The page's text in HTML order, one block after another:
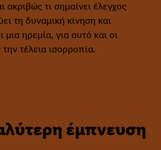
ακριβώς τι σημαίνει έλεγχος
τη δυναμική κίνηση και
μια ηρεμία, για αυτό και οι
τέλεια ισορροπία.
έμπνευση